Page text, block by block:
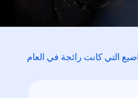
التي كانت رائجة في العام